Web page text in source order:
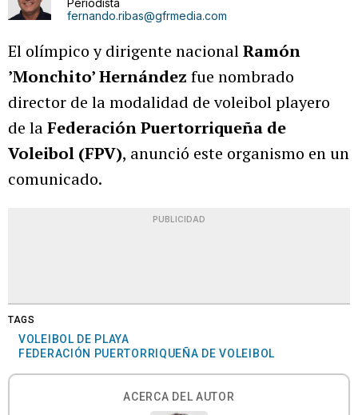
Periodista
fernando.ribas@gfrmedia.com
El olímpico y dirigente nacionalRamón
’Monchito’ Hernández fue nombrado
director de la modalidad de voleibol playero
de laFederación Puertorriqueña de
Voleibol (FPV), anunció este organismo en un
comunicado.
PUBLICIDAD
TAGS
VOLEIBOL DE PLAYA
FEDERACIÓN PUERTORRIQUEÑA DE VOLEIBOL
ACERCA DEL AUTOR